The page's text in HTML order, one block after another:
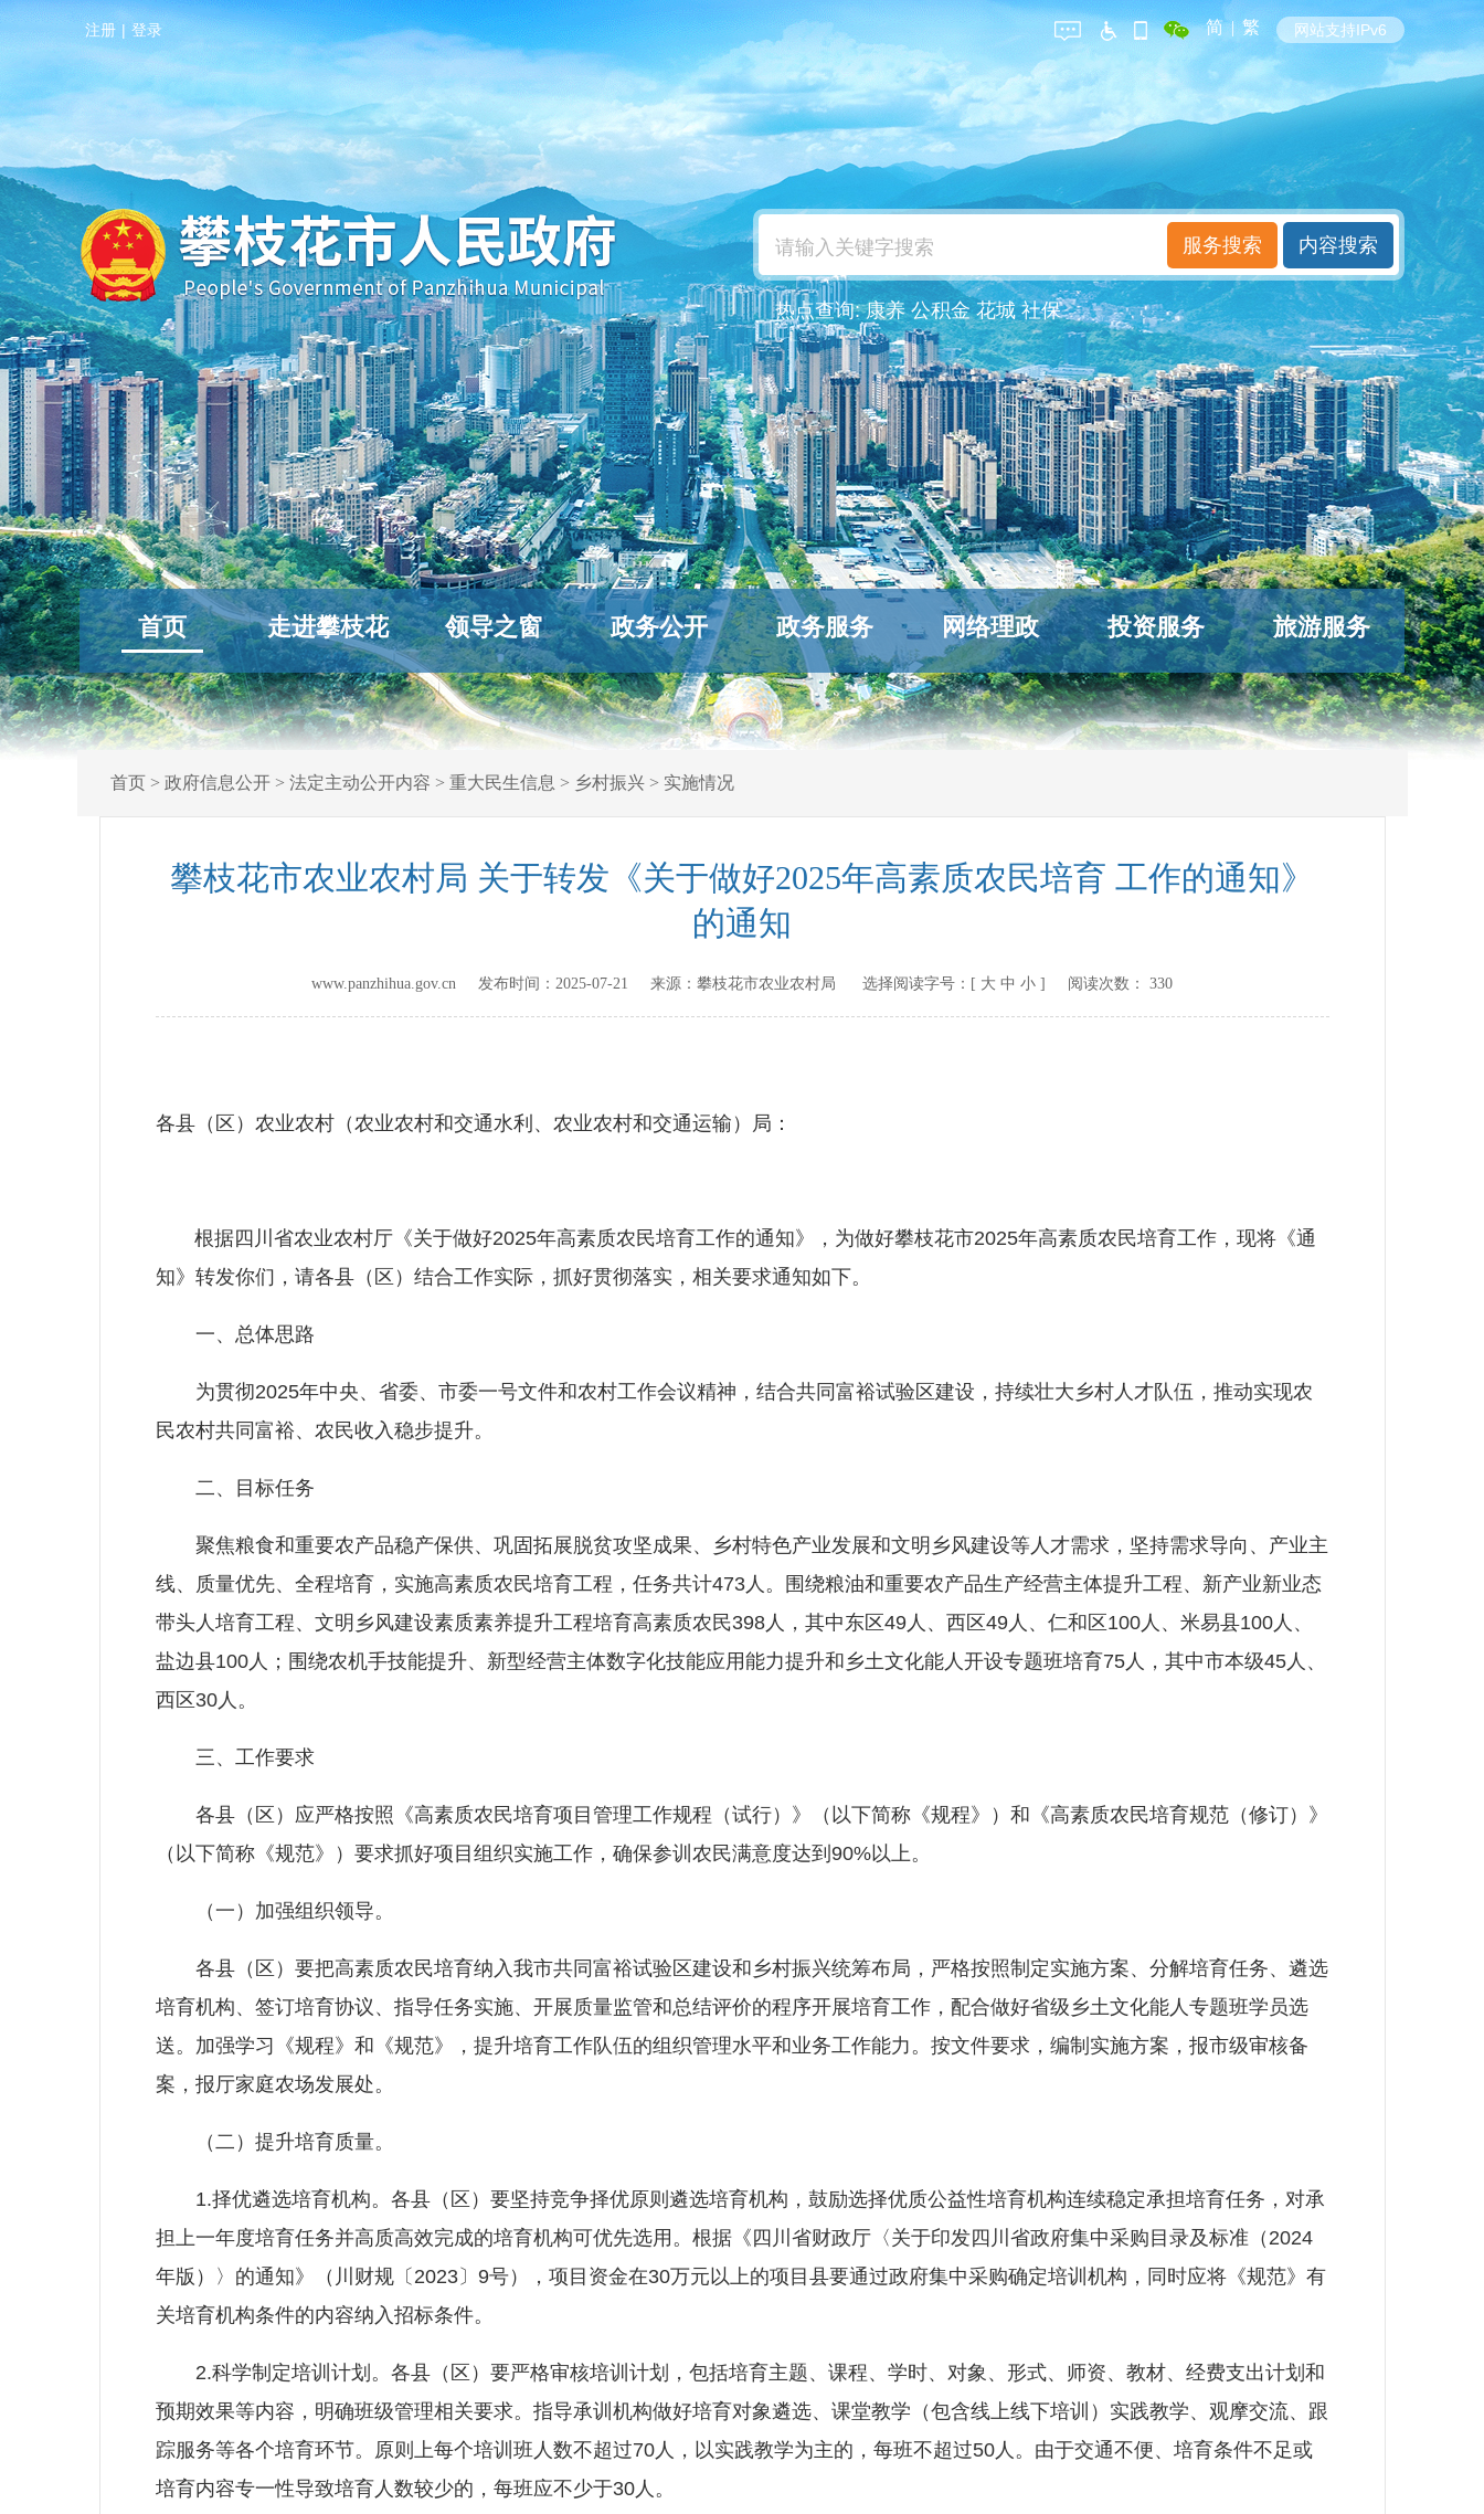
注册 | 登录 简 | 繁 网站支持IPv6
热点查询:康养 公积金 花城 社保
首页 走进攀枝花 领导之窗 政务公开 政务服务 网络理政 投资服务 旅游服务
首页> 政府信息公开> 法定主动公开内容 > 重大民生信息 > 乡村振兴> 实施情况
攀枝花市农业农村局 关于转发《关于做好2025年高素质农民培育 工作的通知》
的通知
www.panzhihua.gov.cn 发布时间： 2025-07-21 来源： 攀枝花市农业农村局 选择阅读字号：[ 大 中 小 ] 阅读次数： 330
各县（区）农业农村（农业农村和交通水利、农业农村和交通运输）局：
根据四川省农业农村厅《关于做好2025年高素质农民培育工作的通知》，为做好攀枝花市2025年高素质农民培育工作，现将《通
知》转发你们，请各县（区）结合工作实际，抓好贯彻落实，相关要求通知如下。
一、总体思路
为贯彻2025年中央、省委、市委一号文件和农村工作会议精神，结合共同富裕试验区建设，持续壮大乡村人才队伍，推动实现农
民农村共同富裕、农民收入稳步提升。
二、目标任务
聚焦粮食和重要农产品稳产保供、巩固拓展脱贫攻坚成果、乡村特色产业发展和文明乡风建设等人才需求，坚持需求导向、产业主
线、质量优先、全程培育，实施高素质农民培育工程，任务共计473人。围绕粮油和重要农产品生产经营主体提升工程、新产业新业态
带头人培育工程、文明乡风建设素质素养提升工程培育高素质农民398人，其中东区49人、西区49人、仁和区100人、米易县100人、
盐边县100人；围绕农机手技能提升、新型经营主体数字化技能应用能力提升和乡土文化能人开设专题班培育75人，其中市本级45人、
西区30人。
三、工作要求
各县（区）应严格按照《高素质农民培育项目管理工作规程（试行）》（以下简称《规程》）和《高素质农民培育规范（修订）》
（以下简称《规范》）要求抓好项目组织实施工作，确保参训农民满意度达到90%以上。
（一）加强组织领导。
各县（区）要把高素质农民培育纳入我市共同富裕试验区建设和乡村振兴统筹布局，严格按照制定实施方案、分解培育任务、遴选
培育机构、签订培育协议、指导任务实施、开展质量监管和总结评价的程序开展培育工作，配合做好省级乡土文化能人专题班学员选
送。加强学习《规程》和《规范》，提升培育工作队伍的组织管理水平和业务工作能力。按文件要求，编制实施方案，报市级审核备
案，报厅家庭农场发展处。
（二）提升培育质量。
1.择优遴选培育机构。各县（区）要坚持竞争择优原则遴选培育机构，鼓励选择优质公益性培育机构连续稳定承担培育任务，对承
担上一年度培育任务并高质高效完成的培育机构可优先选用。根据《四川省财政厅〈关于印发四川省政府集中采购目录及标准（2024
年版）〉的通知》（川财规〔2023〕9号），项目资金在30万元以上的项目县要通过政府集中采购确定培训机构，同时应将《规范》有
关培育机构条件的内容纳入招标条件。
2.科学制定培训计划。各县（区）要严格审核培训计划，包括培育主题、课程、学时、对象、形式、师资、教材、经费支出计划和
预期效果等内容，明确班级管理相关要求。指导承训机构做好培育对象遴选、课堂教学（包含线上线下培训）实践教学、观摩交流、跟
踪服务等各个培育环节。原则上每个培训班人数不超过70人，以实践教学为主的，每班不超过50人。由于交通不便、培育条件不足或
培育内容专一性导致培育人数较少的，每班应不少于30人。